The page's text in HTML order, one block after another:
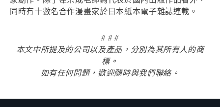
同時有十數名合作漫畫家於日本紙本電子雜誌連載。
# # #
本文中所提及的公司以及產品，分別為其所有人的商
標。
如有任何問題，歡迎隨時與我們聯絡。